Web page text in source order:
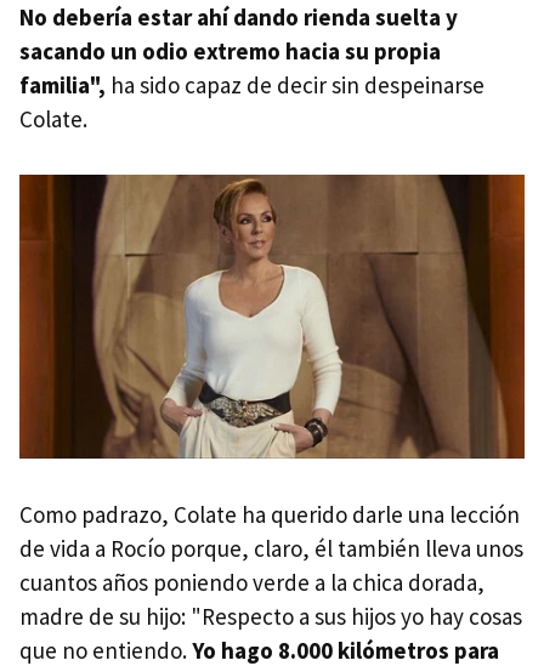
No debería estar ahí dando rienda suelta y
sacando un odio extremo hacia su propia
familia", ha sido capaz de decir sin despeinarse
Colate.
Como padrazo, Colate ha querido darle una lección
de vida a Rocío porque, claro, él también lleva unos
cuantos años poniendo verde a la chica dorada,
madre de su hijo: "Respecto a sus hijos yo hay cosas
que no entiendo.Yo hago 8.000 kilómetros para